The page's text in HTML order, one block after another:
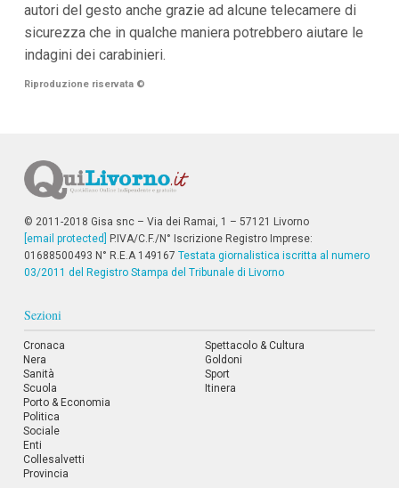
p
l
e
a
n
d
autori del gesto anche grazie ad alcune telecamere di
sicurezza che in qualche maniera potrebbero aiutare le
indagini dei carabinieri.
Riproduzione riservata ©
© 2011-2018 Gisa snc – Via dei Ramai, 1 – 57121 Livorno
[email protected]
P.IVA/C.F./N° Iscrizione Registro Imprese:
01688500493 N° R.E.A 149167 Testata giornalistica iscritta al numero
03/2011 del Registro Stampa del Tribunale di Livorno
Sezioni
Cronaca
Nera
Sanità
Scuola
Porto & Economia
Politica
Sociale
Enti
Collesalvetti
Provincia
Spettacolo & Cultura
Goldoni
Sport
Itinera